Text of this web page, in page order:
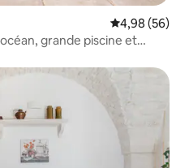
Évaluation
4,98 (56)
grande piscine et